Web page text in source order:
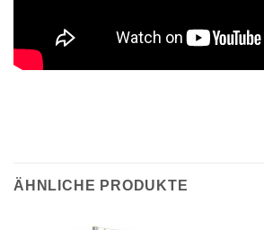
ÄHNLICHE PRODUKTE